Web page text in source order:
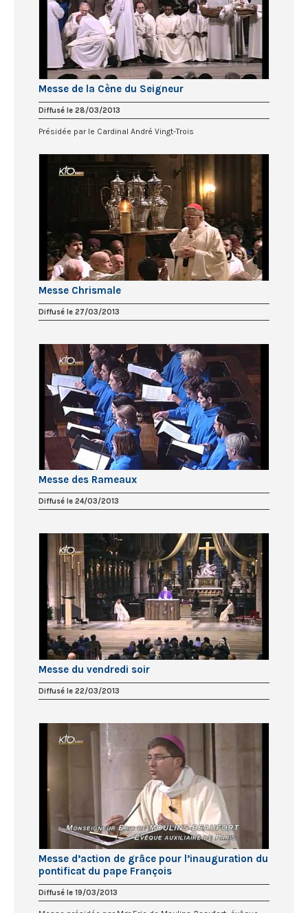
Messe de la Cène du Seigneur
Diffusé le 28/03/2013
Présidée par le Cardinal André Vingt-Trois
Messe Chrismale
Diffusé le 27/03/2013
Messe des Rameaux
Diffusé le 24/03/2013
Messe du vendredi soir
Diffusé le 22/03/2013
Messe d’action de grâce pour l’inauguration du
pontificat du pape François
Diffusé le 19/03/2013